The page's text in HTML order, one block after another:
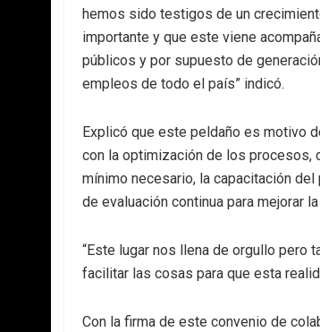
hemos sido testigos de un
importante y que este viene
públicos y por supuesto de
empleos de todo el país” indicó.
Explicó que este peldaño es motivo
con la optimización de los procesos,
mínimo necesario, la capacitación
de evaluación continua para mejorar
“Este lugar nos llena de orgullo pero
facilitar las cosas para que esta
Con la firma de este convenio de